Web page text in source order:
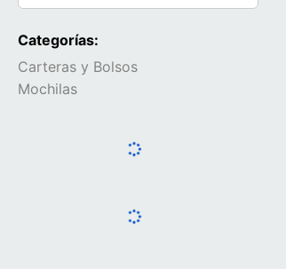
Categorías:
Carteras y Bolsos
Mochilas